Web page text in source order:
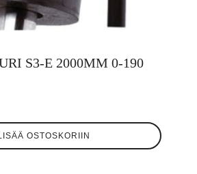
S3-E 2000MM 0-190
OSTOSKORIIN